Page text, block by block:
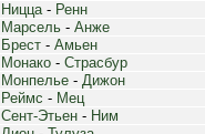
Ницца- Ренн
Марсель - Анже
Брест - Амьен
Монако - Страсбур
Монпелье - Дижон
Реймс - Мец
Сент-Этьен - Ним